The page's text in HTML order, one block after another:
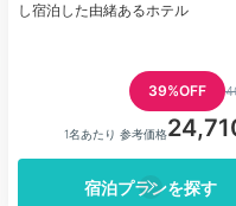
し宿泊した由緒あるホテル
39%OFF
1名あたり 参考価格
宿泊プランを探す